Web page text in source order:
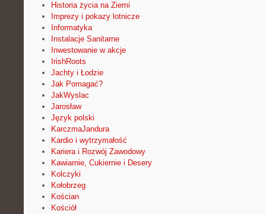
Historia życia na Ziemi
Imprezy i pokazy lotnicze
Informatyka
Instalacje Sanitarne
Inwestowanie w akcje
IrishRoots
Jachty i Łodzie
Jak Pomagać?
JakWyslac
Jarosław
Język polski
KarczmaJandura
Kardio i wytrzymałość
Kariera i Rozwój Zawodowy
Kawiarnie, Cukiernie i Desery
Kolczyki
Kołobrzeg
Kościan
Kościół